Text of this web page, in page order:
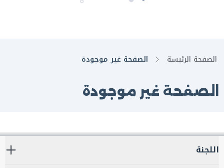
الصفحة الرئيسة الصفحة غير موجودة
الصفحة غير موجودة
اللجنة